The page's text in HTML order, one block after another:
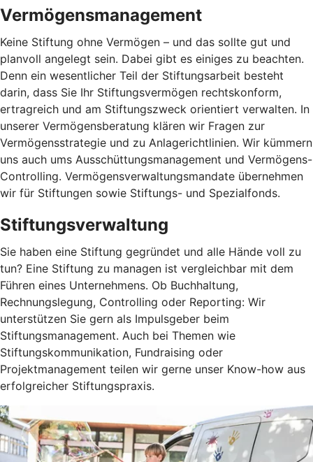
Vermögensmanagement
Keine Stiftung ohne Vermögen – und das sollte gut und
planvoll angelegt sein. Dabei gibt es einiges zu beachten.
Denn ein wesentlicher Teil der Stiftungsarbeit besteht
darin, dass Sie Ihr Stiftungsvermögen rechtskonform,
ertragreich und am Stiftungszweck orientiert verwalten. In
unserer Vermögensberatung klären wir Fragen zur
Vermögensstrategie und zu Anlagerichtlinien. Wir kümmern
uns auch ums Ausschüttungsmanagement und Vermögens-
Controlling. Vermögensverwaltungsmandate übernehmen
wir für Stiftungen sowie Stiftungs- und Spezialfonds.
Stiftungsverwaltung
Sie haben eine Stiftung gegründet und alle Hände voll zu
tun? Eine Stiftung zu managen ist vergleichbar mit dem
Führen eines Unternehmens. Ob Buchhaltung,
Rechnungslegung, Controlling oder Reporting: Wir
unterstützen Sie gern als Impulsgeber beim
Stiftungsmanagement. Auch bei Themen wie
Stiftungskommunikation, Fundraising oder
Projektmanagement teilen wir gerne unser Know-how aus
erfolgreicher Stiftungspraxis.